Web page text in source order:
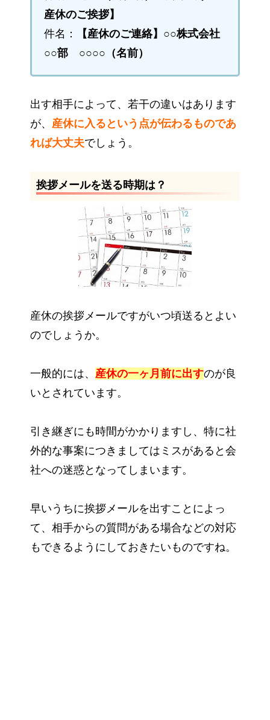
産休のご挨拶】
件名：
【産休のご連絡】○○株式会社
○○部 ○○○○（名前）
出す相手によって、若干の違いはあります
が、 産休に入るという点が伝わるものであ
れば大丈夫でしょう。
挨拶メールを送る時期は？
産休の挨拶メールですがいつ頃送るとよい
のでしょうか。
一般的には、 産休の一ヶ月前に出すのが良
いとされています。
引き継ぎにも時間がかかりますし、特に社
外的な事案につきましてはミスがあると会
社への迷惑となってしまいます。
早いうちに挨拶メールを出すことによっ
て、相手からの質問がある場合などの対応
もできるようにしておきたいものですね。